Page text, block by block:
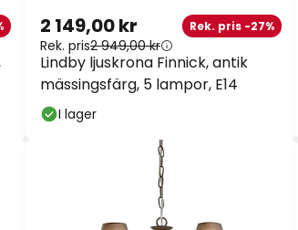
Lindby ljuskrona Finnick, antik
mässingsfärg, 5 lampor, E14
2 149,00 kr Rek. pris -27%
Rek. pris2 949,00 kr
I lager